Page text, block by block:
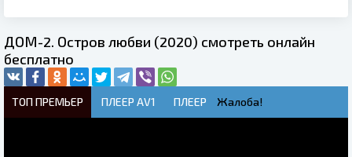
ДОМ-2. Остров любви (2020) смотреть онлайн
бесплатно
ТОП ПРЕМЬЕР ПЛЕЕР AV1 ПЛЕЕР Жалоба!